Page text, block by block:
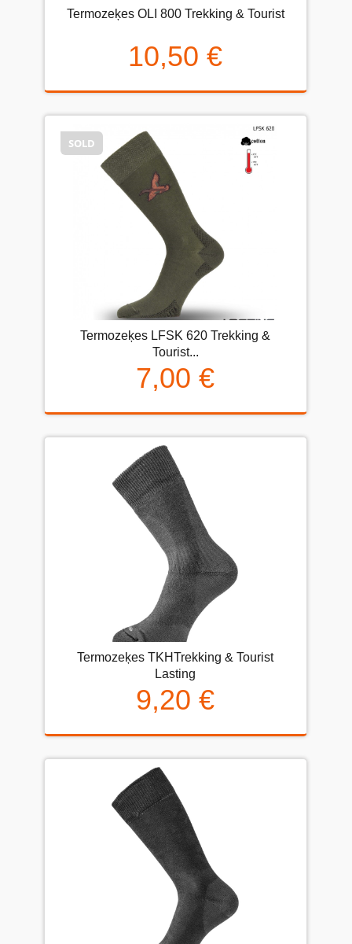
Termozeķes OLI 800 Trekking & Tourist
10,50 €
SOLD
Termozeķes LFSK 620 Trekking &
Tourist...
7,00 €
Termozeķes TKHTrekking & Tourist
Lasting
9,20 €